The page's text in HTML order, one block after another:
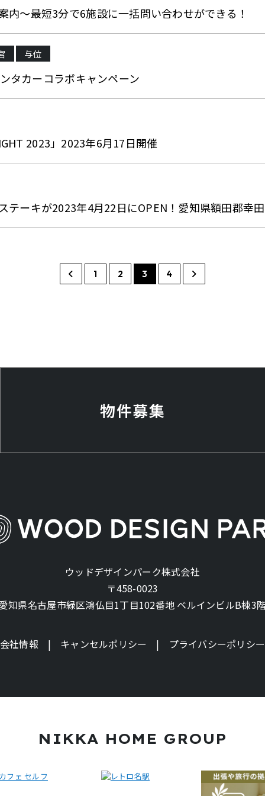
内～最短3分で6施設に一括問い合わせができる！
与位
タカーコラボキャンペーン
2023」2023年6月17日開催
テーキが2023年4月22日にOPEN！愛知県額田郡幸
1 2 3 4
物件募集
ウッドデザインパーク株式会社
〒458-0023
知県名古屋市緑区鴻仏目1丁目102番地 ベルインビルB棟3
会社情報 キャンセルポリシー プライバシーポリシー
NIKKA HOME GROUP